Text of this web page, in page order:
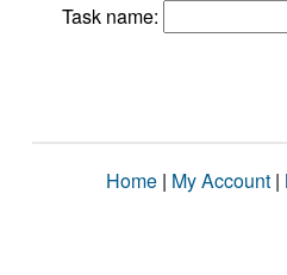
Task name:
Home | My Account |